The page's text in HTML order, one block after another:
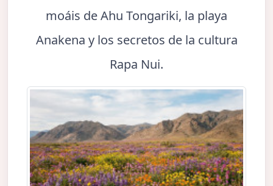
moáis de Ahu Tongariki, la playa
Anakena y los secretos de la cultura
Rapa Nui.